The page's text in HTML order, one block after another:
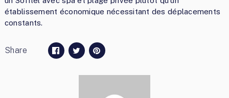
établissement économique nécessitant des déplacements
constants.
Share